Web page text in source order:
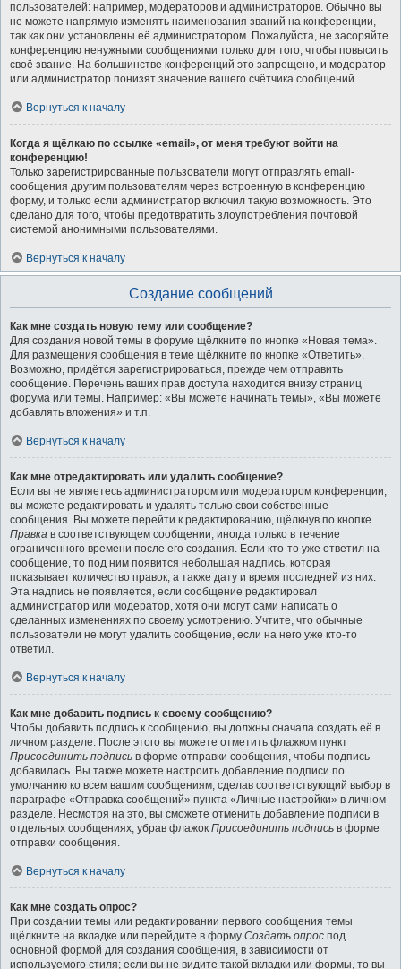
пользователей: например, модераторов и администраторов. Обычно вы
не можете напрямую изменять наименования званий на конференции,
так как они установлены её администратором. Пожалуйста, не засоряйте
конференцию ненужными сообщениями только для того, чтобы повысить
своё звание. На большинстве конференций это запрещено, и модератор
или администратор понизят значение вашего счётчика сообщений.
Вернуться к началу
Когда я щёлкаю по ссылке «email», от меня требуют войти на
конференцию!
Только зарегистрированные пользователи могут отправлять email-
сообщения другим пользователям через встроенную в конференцию
форму, и только если администратор включил такую возможность. Это
сделано для того, чтобы предотвратить злоупотребления почтовой
системой анонимными пользователями.
Вернуться к началу
Создание сообщений
Как мне создать новую тему или сообщение?
Для создания новой темы в форуме щёлкните по кнопке «Новая тема».
Для размещения сообщения в теме щёлкните по кнопке «Ответить».
Возможно, придётся зарегистрироваться, прежде чем отправить
сообщение. Перечень ваших прав доступа находится внизу страниц
форума или темы. Например: «Вы можете начинать темы», «Вы можете
добавлять вложения» и т.п.
Вернуться к началу
Как мне отредактировать или удалить сообщение?
Если вы не являетесь администратором или модератором конференции,
вы можете редактировать и удалять только свои собственные
сообщения. Вы можете перейти к редактированию, щёлкнув по кнопке
Правка в соответствующем сообщении, иногда только в течение
ограниченного времени после его создания. Если кто-то уже ответил на
сообщение, то под ним появится небольшая надпись, которая
показывает количество правок, а также дату и время последней из них.
Эта надпись не появляется, если сообщение редактировал
администратор или модератор, хотя они могут сами написать о
сделанных изменениях по своему усмотрению. Учтите, что обычные
пользователи не могут удалить сообщение, если на него уже кто-то
ответил.
Вернуться к началу
Как мне добавить подпись к своему сообщению?
Чтобы добавить подпись к сообщению, вы должны сначала создать её в
личном разделе. После этого вы можете отметить флажком пункт
Присоединить подпись в форме отправки сообщения, чтобы подпись
добавилась. Вы также можете настроить добавление подписи по
умолчанию ко всем вашим сообщениям, сделав соответствующий выбор в
параграфе «Отправка сообщений» пункта «Личные настройки» в личном
разделе. Несмотря на это, вы сможете отменить добавление подписи в
отдельных сообщениях, убрав флажок Присоединить подпись в форме
отправки сообщения.
Вернуться к началу
Как мне создать опрос?
При создании темы или редактировании первого сообщения темы
щёлкните на вкладке или перейдите в форму Создать опрос под
основной формой для создания сообщения, в зависимости от
используемого стиля; если вы не видите такой вкладки или формы, то вы